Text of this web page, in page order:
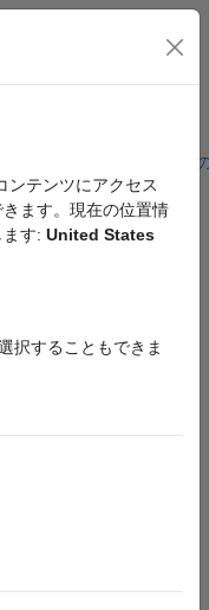
学生・キャリア初期
ーション メ
ンテンツにアクセス
ます。現在の位置情
す: United States
択することもできま